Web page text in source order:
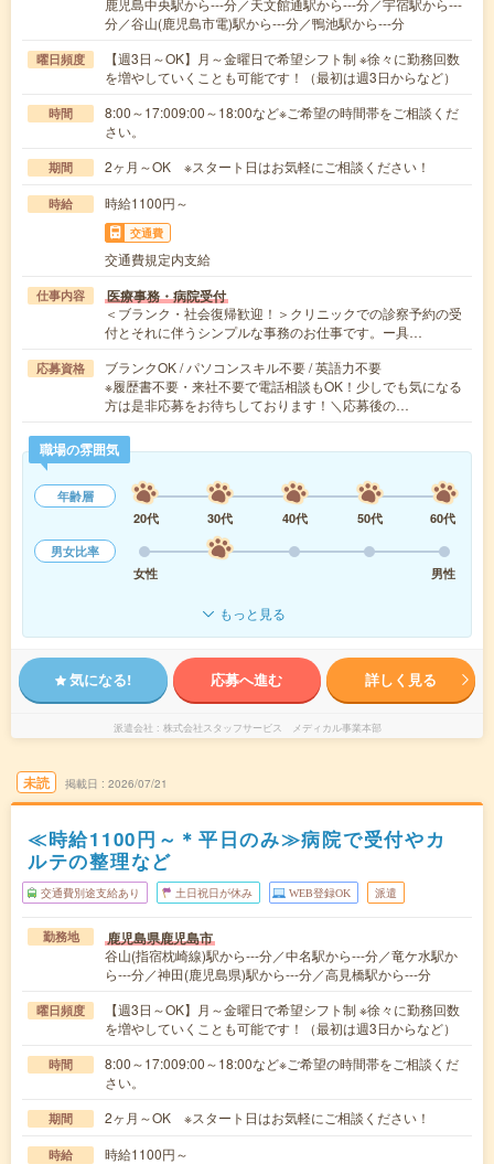
分／谷山(鹿児島市電)駅から---分／鴨池駅から---分
曜日頻度
【週3日～OK】月～金曜日で希望シフト制 ※徐々に勤務回数
を増やしていくことも可能です！（最初は週3日からなど）
時間
8:00～17:009:00～18:00など※ご希望の時間帯をご相談くだ
さい。
期間 2ヶ月～OK ※スタート日はお気軽にご相談ください！
時給 時給1100円～
交通費
交通費規定内支給
仕事内容 医療事務・病院受付
＜ブランク・社会復帰歓迎！＞クリニックでの診察予約の受
付とそれに伴うシンプルな事務のお仕事です。ー具…
応募資格
ブランクOK / パソコンスキル不要 / 英語力不要
※履歴書不要・来社不要で電話相談もOK！少しでも気になる
方は是非応募をお待ちしております！＼応募後の…
職場の雰囲気
年齢層
20代
30代 40代 50代
60代
男女比率
女性
男性
もっと見る
気になる! 応募へ進む 詳しく見る
派遣会社 株式会社スタッフサービス メディカル事業本部
未読 掲載日 2026/07/21
≪時給1100円～＊平日のみ≫病院で受付やカ
ルテの整理など
交通費別途支給あり 土日祝日が休み WEB登録OK 派遣
勤務地 鹿児島県鹿児島市
谷山(指宿枕崎線)駅から---分／中名駅から---分／竜ケ水駅か
ら---分／神田(鹿児島県)駅から---分／高見橋駅から---分
曜日頻度
【週3日～OK】月～金曜日で希望シフト制 ※徐々に勤務回数
を増やしていくことも可能です！（最初は週3日からなど）
時間
8:00～17:009:00～18:00など※ご希望の時間帯をご相談くだ
さい。
期間 2ヶ月～OK ※スタート日はお気軽にご相談ください！
時給 時給1100円～